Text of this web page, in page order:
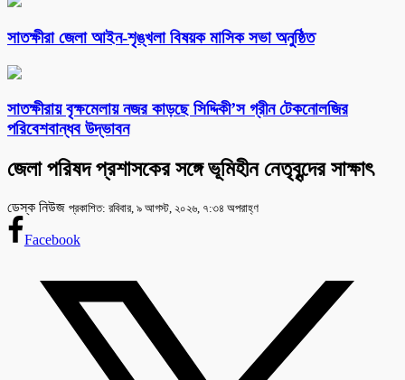
সাতক্ষীরা জেলা আইন-শৃঙ্খলা বিষয়ক মাসিক সভা অনুষ্ঠিত
সাতক্ষীরায় বৃক্ষমেলায় নজর কাড়ছে সিদ্দিকী’স গ্রীন টেকনোলজির
পরিবেশবান্ধব উদ্ভাবন
জেলা পরিষদ প্রশাসকের সঙ্গে ভূমিহীন নেতৃবৃন্দের সাক্ষাৎ
ডেস্ক নিউজ প্রকাশিত: রবিবার, ৯ আগস্ট, ২০২৬, ৭:৩৪ অপরাহ্ণ
Facebook